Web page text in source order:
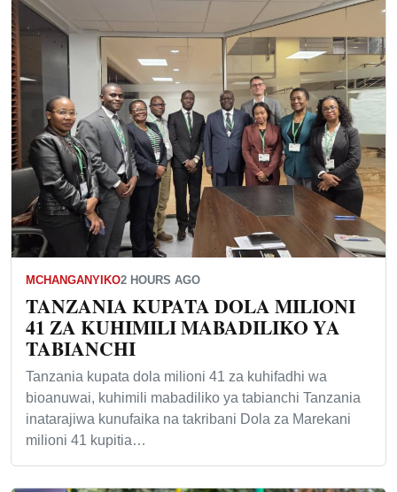
MCHANGANYIKO2 HOURS AGO
TANZANIA KUPATA DOLA MILIONI
41 ZA KUHIMILI MABADILIKO YA
TABIANCHI
Tanzania kupata dola milioni 41 za kuhifadhi wa
bioanuwai, kuhimili mabadiliko ya tabianchi Tanzania
inatarajiwa kunufaika na takribani Dola za Marekani
milioni 41 kupitia…